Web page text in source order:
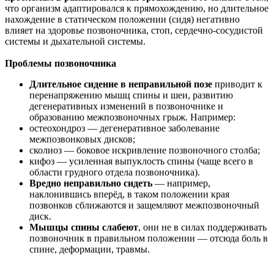
что организм адаптировался к прямохождению, но длительное
нахождение в статическом положении (сидя) негативно
влияет на здоровье позвоночника, стоп, сердечно-сосудистой
системы и дыхательной системы.
Проблемы позвоночника
Длительное сидение в неправильной позе приводит к
перенапряжению мышц спины и шеи, развитию
дегенеративных изменений в позвоночнике и
образованию межпозвоночных грыж. Например:
остеохондроз — дегенеративное заболевание
межпозвонковых дисков;
сколиоз — боковое искривление позвоночного столба;
кифоз — усиленная выпуклость спины (чаще всего в
области грудного отдела позвоночника).
Вредно неправильно сидеть — например,
наклонившись вперёд, в таком положении края
позвонков сближаются и защемляют межпозвоночный
диск.
Мышцы спины слабеют, они не в силах поддерживать
позвоночник в правильном положении — отсюда боль в
спине, деформации, травмы.